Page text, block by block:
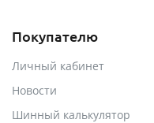
Покупателю
Личный кабинет
Новости
Шинный калькулятор